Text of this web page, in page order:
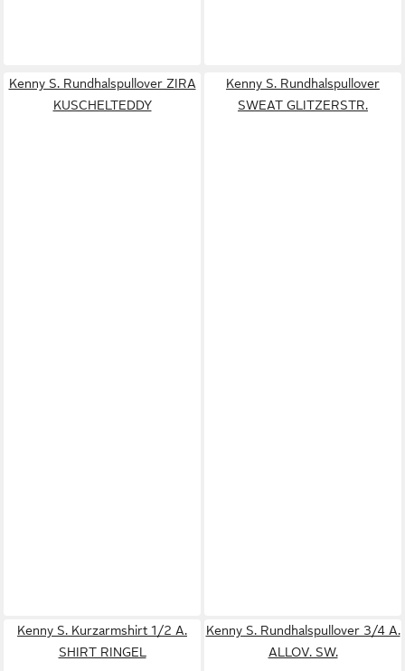
Kenny S. Rundhalspullover ZIRA
KUSCHELTEDDY
Kenny S. Rundhalspullover
SWEAT GLITZERSTR.
Kenny S. Kurzarmshirt 1/2 A.
SHIRT RINGEL
Kenny S. Rundhalspullover 3/4 A.
ALLOV. SW.